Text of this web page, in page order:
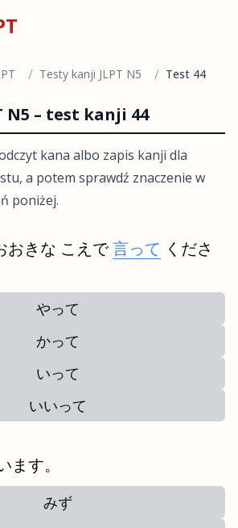
/ Testy kanji JLPT N5 / Test 44
N5 – test kanji 44
kana albo zapis kanji dla
a potem sprawdź znaczenie w
poniżej.
おきな こえで言って くださ
やって
かって
いって
いいって
ます。
みず